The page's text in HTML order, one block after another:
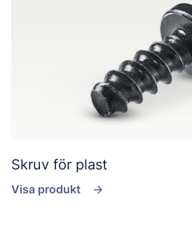
Skruv för plast
Visa produkt